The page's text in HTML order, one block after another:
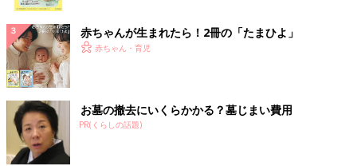
で、やはり理想としては、今持っているモノを減らして、現状で
備わっている収納スペースの中で子どものスペースを捻出するこ
とです。
人が1人増えるのですから、大人のモノなどを減らしてカラーボ
ックス2つ分くらいの収納スペースは確保しましょう。
お悩み２位は家事と仕事でへとへと「片づける時間
がない」
赤ちゃんが生まれたら！2冊の「たまひよ」
赤ちゃん・育児
お墓の撤去にいくらかかる？墓じまい費用
PR(くらしの話題)